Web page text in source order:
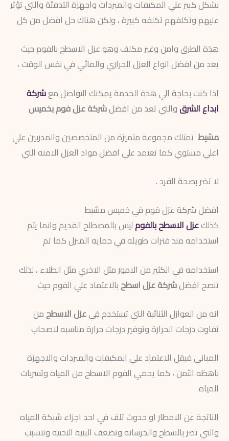
بشكل كبير علي المكيفات والمبردات واجهزة التدفئة والتي تؤثر
عليهم وتكلفهم تكلفه كبيرة ، ولكن هناك حل افضل من كل
هذة الطرق وامن وغير مكلف وهو عزل الاسطح بالفوم حيث
يعد من افضل انواع العزل الحراري والمائي في نفس الوقت ،
اذا كنت بحاجة الي هذة الخدمة يمكنك التواصل معشركة
ابداع الشرقوالتي تعد من افضلشركة عزل فوم بخميس
مشيط تمتلك مجموعة متميزة من المتخصصين والمدربين علي
اعلي مستوي كما تعتمد علي افضل مواد العزل الامنه التي
لا تضر بصحة الفرد .
افضل شركة عزل فوم في خميس مشيط
كذلكعزل الاسطح بالفومليس بالمصطلح القديم وانما يتم
استخدامه منذ فترات طويله في حمايه المنزل كما تم
استخدامه في الكثير من الامور مثل الاخري مثل الطلاء ، لذلك
تنصح افضلشركة عزل اسطحبالاعتماد علي الفوم حيث
انه من العوازل الثنائية التي تستخدم فيعزل الاسطحمن
تفاوت درجات الحرارة وتوفير درجات حرارة مناسبه لاصحاب
المباني فيقل الاعتماد علي المكيفات والمبردات والاجهزة
باهظه الثمن ، كما يحمي الفوم الاسطح من المياه وتسربات
المياه
الناتجة عن الامطار او حدوث تلف في احد اجزاء شبكة المياه
والتي تضر بالسطح والخرسانه وتضعف البنية التحتية وتتسبب